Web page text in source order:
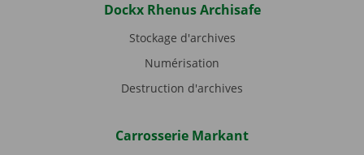
Dockx Rhenus Archisafe
Stockage d'archives
Numérisation
Destruction d'archives
Carrosserie Markant